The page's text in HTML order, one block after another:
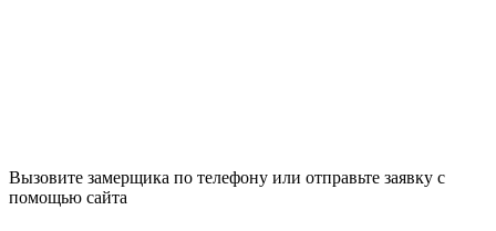
Вызовите замерщика по телефону или отправьте заявку с
помощью сайта